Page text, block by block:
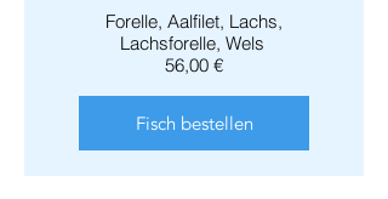
Forelle, Aalfilet, Lachs,
Lachsforelle, Wels
56,00 €
Fisch bestellen